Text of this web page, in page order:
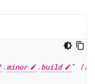
. minor . build "
//